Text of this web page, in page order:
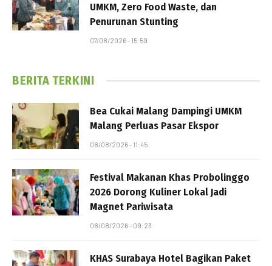
UMKM, Zero Food Waste, dan
Penurunan Stunting
07/08/2026 - 15:59
BERITA TERKINI
Bea Cukai Malang Dampingi UMKM
Malang Perluas Pasar Ekspor
08/08/2026 - 11:45
Festival Makanan Khas Probolinggo
2026 Dorong Kuliner Lokal Jadi
Magnet Pariwisata
08/08/2026 - 09:23
KHAS Surabaya Hotel Bagikan Paket